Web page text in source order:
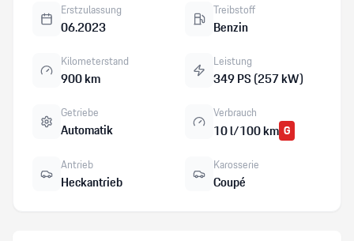
Erstzulassung
06.2023
Treibstoff
Benzin
Kilometerstand
900 km
Leistung
349 PS (257 kW)
Getriebe
Automatik
Verbrauch
10 l/100 km G
Antrieb
Heckantrieb
Karosserie
Coupé